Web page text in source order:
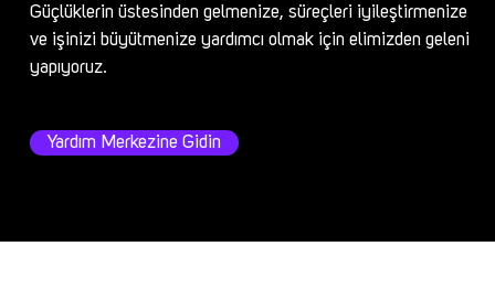
Güçlüklerin üstesinden gelmenize, süreçleri iyileştirmenize
ve işinizi büyütmenize yardımcı olmak için elimizden geleni
yapıyoruz.
Yardım Merkezine Gidin